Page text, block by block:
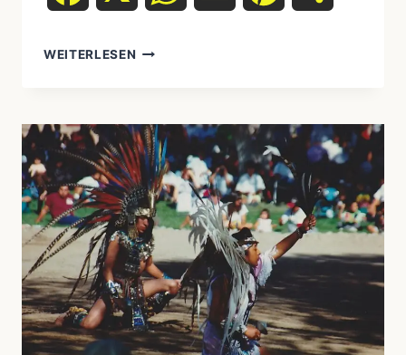
WEITERLESEN
ZEREMONIE,
GESCHICHTE
&
TIEFE
BEDEUTUNG:
MEHR
ALS
EIN
WILDWEST-
KLISCHEE